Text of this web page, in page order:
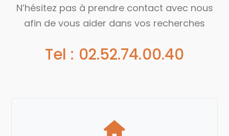
N’hésitez pas à prendre contact avec nous
afin de vous aider dans vos recherches
Tel : 02.52.74.00.40